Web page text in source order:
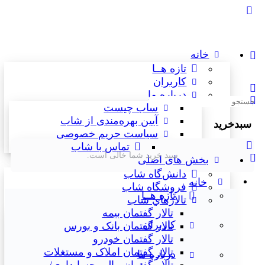
خانه
تازه هــا
کاربران
درباره ما
شاب چیست
آیین بهره‌مندی از شاب
سیاست حریم خصوصی
تماس با شاب
بخش های اصلی
دانش‌گاه شاب
فروشگاه شاب
تالارهاي شاب
تالار گفتمان بیمه
تالار گفتمان بانک و بورس
تالار گفتمان خودرو
تالار گفتمان املاک و مستغلات
سبدخرید
سبد خرید شما خالی است.
جستجوی:
خانه
تازه هــا
کاربران
درباره ما